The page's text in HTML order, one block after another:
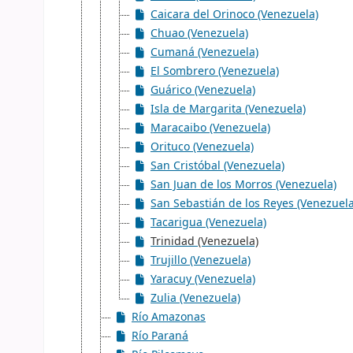
Caicara del Orinoco (Venezuela)
Chuao (Venezuela)
Cumaná (Venezuela)
El Sombrero (Venezuela)
Guárico (Venezuela)
Isla de Margarita (Venezuela)
Maracaibo (Venezuela)
Orituco (Venezuela)
San Cristóbal (Venezuela)
San Juan de los Morros (Venezuela)
San Sebastián de los Reyes
Tacarigua (Venezuela)
Trinidad (Venezuela)
Trujillo (Venezuela)
Yaracuy (Venezuela)
Zulia (Venezuela)
Río Amazonas
Río Paraná